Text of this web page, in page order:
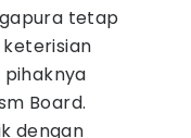
tetap
Board.
dengan